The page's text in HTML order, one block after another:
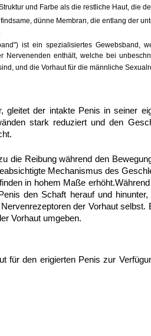
und Farbe als die restliche Haut, die
dünne Membran, die entlang der
ist ein spezialisiertes Gewebsband,
Nervenenden enthält, welche bei
und die Vorhaut für die männliche
gleitet der intakte Penis in seiner
stark reduziert und den
die Reibung während den
Mechanismus des
in hohem Maße
den Schaft herauf und
der Vorhaut selbst.
Vorhaut umgeben.
für den erigierten Penis zur